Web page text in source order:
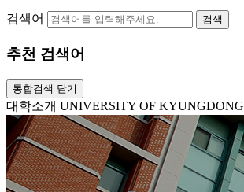
검색어 검색
추천 검색어
통합검색 닫기
대학소개 UNIVERSITY OF KYUNGDONG